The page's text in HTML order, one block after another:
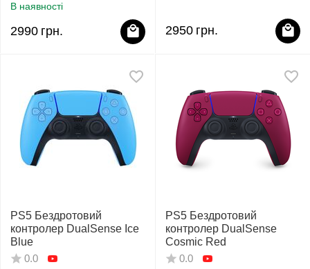
В наявності
2990 грн. 2950 грн.
PS5 Бездротовий
контролер DualSense Ice
Blue
0.0
PS5 Бездротовий
контролер DualSense
Cosmic Red
0.0